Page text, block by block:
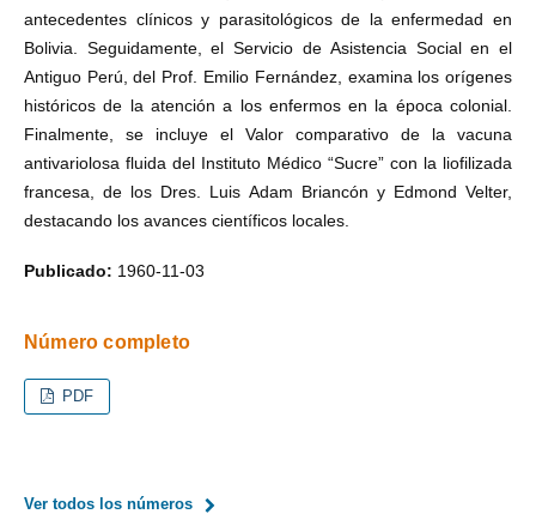
antecedentes clínicos y parasitológicos de la enfermedad en
Bolivia. Seguidamente, el Servicio de Asistencia Social en el
Antiguo Perú, del Prof. Emilio Fernández, examina los orígenes
históricos de la atención a los enfermos en la época colonial.
Finalmente, se incluye el Valor comparativo de la vacuna
antivariolosa fluida del Instituto Médico “Sucre” con la liofilizada
francesa, de los Dres. Luis Adam Briancón y Edmond Velter,
destacando los avances científicos locales.
Publicado: 1960-11-03
Número completo
PDF
Ver todos los números